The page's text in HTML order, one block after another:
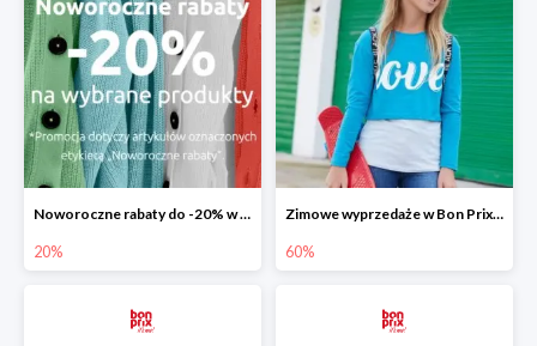
Noworoczne rabaty do -20% w Bon Prix
20%
Zimowe wyprzedaże w Bon Prix do -60%
60%